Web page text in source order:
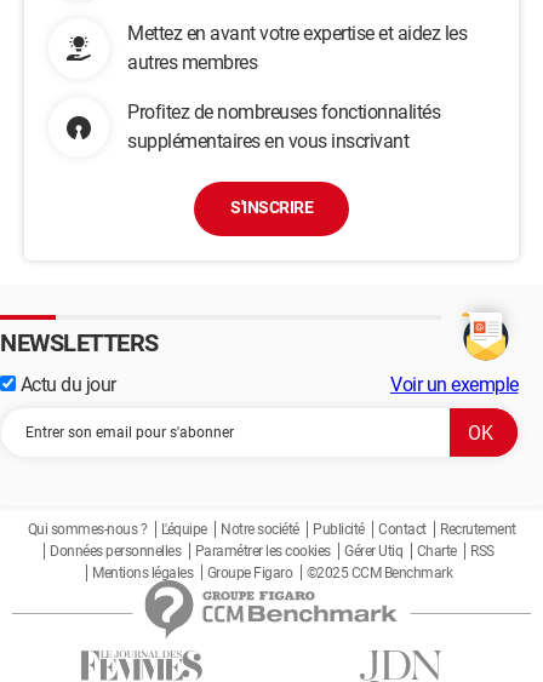
Mettez en avant votre expertise et aidez les
autres membres
Profitez de nombreuses fonctionnalités
supplémentaires en vous inscrivant
S'INSCRIRE
NEWSLETTERS
Actu du jour Voir un exemple
Qui sommes-nous ? L'équipe Notre société Publicité Contact
Recrutement
Données personnelles
Paramétrer les cookies Gérer Utiq Charte
RSS
Mentions légales
Groupe Figaro ©2025 CCM Benchmark